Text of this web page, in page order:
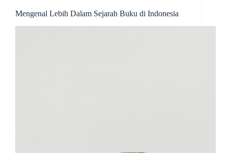
Mengenal Lebih Dalam Sejarah Buku di Indonesia